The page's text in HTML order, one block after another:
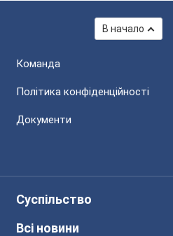
В начало
Команда
Політика конфіденційності
Документи
Суспільство
Всі новини